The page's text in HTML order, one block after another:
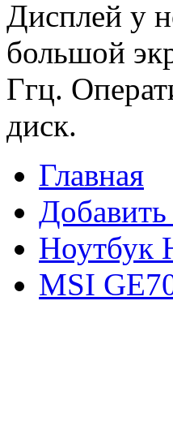
Дисплей у
большой
Ггц.
диск.
Главная
Добавить
Ноутбук
MSI